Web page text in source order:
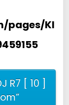
pages/KI
R7 [ 10 ]